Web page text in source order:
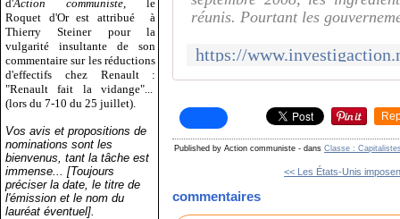
d'Action communiste , le
Roquet d'Or est attribué
à
Thierry Steiner pour la
vulgarité insultante de son
commentaire sur les réductions
d'effectifs chez Renault :
"Renault fait la vidange"...
(lors du 7-10 du 25 juillet).
Vos avis et propositions de
nominations sont les
bienvenus, tant la tâche est
immense... [Toujours
préciser la date, le titre de
l'émission et le nom du
lauréat éventuel].
réunis. Pourtant les
Published by Action communiste - dansClasse :
<< Les États-Unis
commentaires